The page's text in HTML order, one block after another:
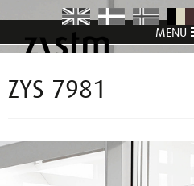
MENU
item item item item
ZYS 7981